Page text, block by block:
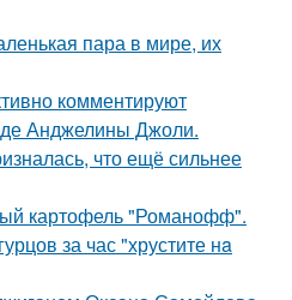
пара в мире, их
комментируют
Анджелины Джоли.
что ещё сильнее
картофель "Романофф".
за час "хрустите нa